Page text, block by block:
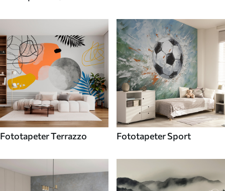
Fototapeter Terrazzo Fototapeter Sport